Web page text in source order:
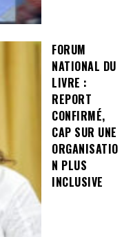
FORUM
NATIONAL DU
LIVRE :
REPORT
CONFIRMÉ,
CAP SUR UNE
ORGANISATIO
N PLUS
INCLUSIVE